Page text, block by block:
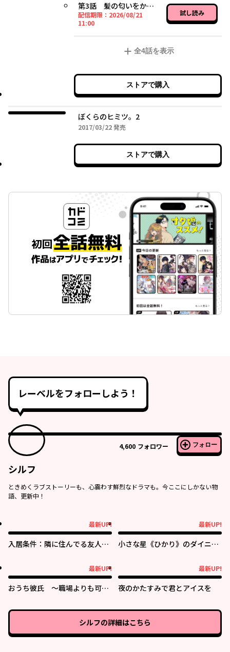
第3話 髪の匂いをかぎたい
配信期限： 2026/08/21
11:002026年08月21日 11時00分
試し読み
全4話を表示
ストアで購入
ぼくらのヒミツ。2
2017/03/222017年03月22日
発売
ストアで購入
レーベルをフォローしよう！
4,600 フォロワー フォロー
シルフ
ときめくラブストーリーも、心震わす鮮烈なドラマも。今ここにしかない物
語、更新中！
最新UP!
入居条件：隣に住んでる友人と
最新UP!
小さな星《ひかり》のダイニン
最新UP!
おうち彼氏 ～職場よりも可愛
最新UP!
夜のかたすみで君とアイスを
シルフの詳細はこちら